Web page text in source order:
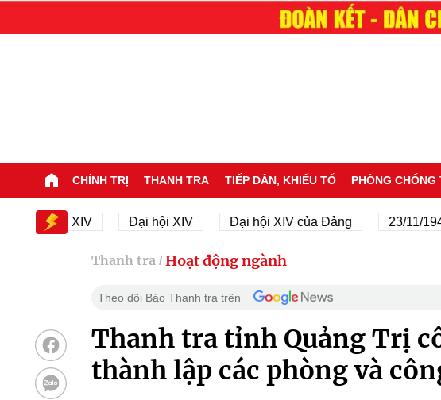
CHÍNH TRỊ THANH TRA TIẾP DÂN, KHIẾU TỐ PHÒNG CHỐNG
hội XIV Đại hội XIV Đại hội XIV của Đảng 23/11/1945 - 23/
Thanh tra / Hoạt động ngành
Theo dõi Báo Thanh tra trên
Thanh tra tỉnh Quảng Trị
thành lập các phòng và